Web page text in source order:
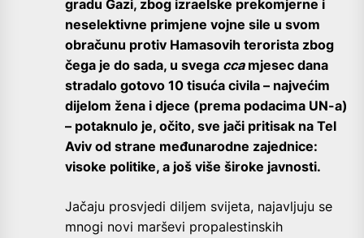
gradu Gazi, zbog izraelske prekomjerne i
neselektivne primjene vojne sile u svom
obračunu protiv Hamasovih terorista zbog
čega je do sada, u svega ccamjesec dana
stradalo gotovo 10 tisuća civila – najvećim
dijelom žena i djece (prema podacima UN-a)
– potaknulo je, očito, sve jači pritisak na Tel
Aviv od strane međunarodne zajednice:
visoke politike, a još više široke javnosti.
Jačaju prosvjedi diljem svijeta, najavljuju se
mnogi novi marševi propalestinskih